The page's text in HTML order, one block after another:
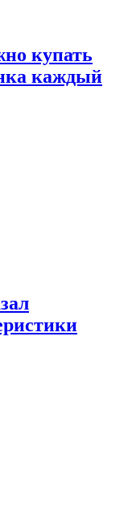
купать
каждый